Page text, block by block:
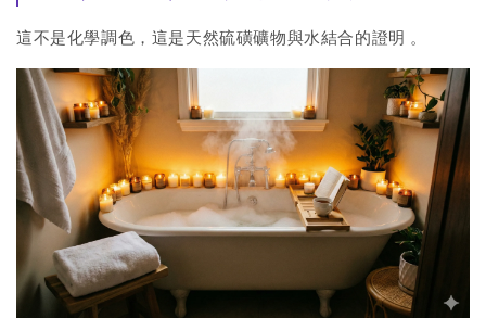
這不是化學調色，這是天然硫磺礦物與水結合的證明 。